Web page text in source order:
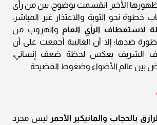
الأخير انقسمت بوضوح، بين من رأى
خطوة نحو التوبة والاعتذار غير المباشر،
لاستعطاف الرأي العام والهروب من
ضدها؛ إلا أن الغالبية أجمعت على أن
الشريف يعكس لحظة ضعف إنساني،
بين عالم الأضواء وضغوط الفضيحة
بالحجاب والمانيكير الأحمر ليس مجرد